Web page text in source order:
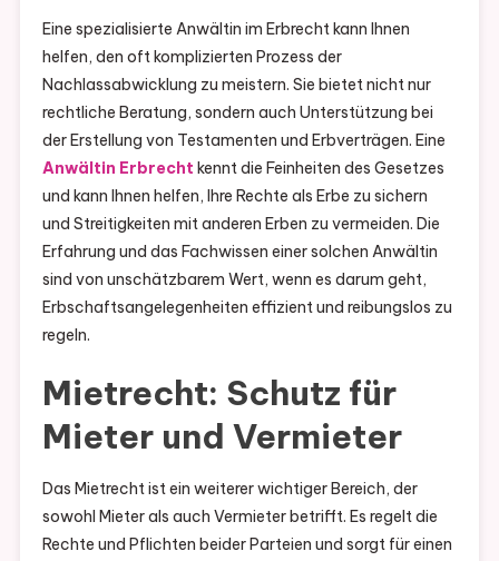
Eine spezialisierte Anwältin im Erbrecht kann Ihnen
helfen, den oft komplizierten Prozess der
Nachlassabwicklung zu meistern. Sie bietet nicht nur
rechtliche Beratung, sondern auch Unterstützung bei
der Erstellung von Testamenten und Erbverträgen. Eine
Anwältin Erbrecht kennt die Feinheiten des Gesetzes
und kann Ihnen helfen, Ihre Rechte als Erbe zu sichern
und Streitigkeiten mit anderen Erben zu vermeiden. Die
Erfahrung und das Fachwissen einer solchen Anwältin
sind von unschätzbarem Wert, wenn es darum geht,
Erbschaftsangelegenheiten effizient und reibungslos zu
regeln.
Mietrecht: Schutz für
Mieter und Vermieter
Das Mietrecht ist ein weiterer wichtiger Bereich, der
sowohl Mieter als auch Vermieter betrifft. Es regelt die
Rechte und Pflichten beider Parteien und sorgt für einen